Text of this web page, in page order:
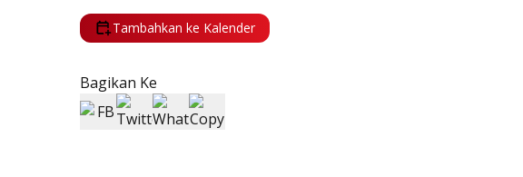
Tambahkan ke Kalender
Bagikan Ke